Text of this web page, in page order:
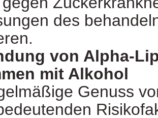
des
von Alpha-
mit Alkohol
Genuss